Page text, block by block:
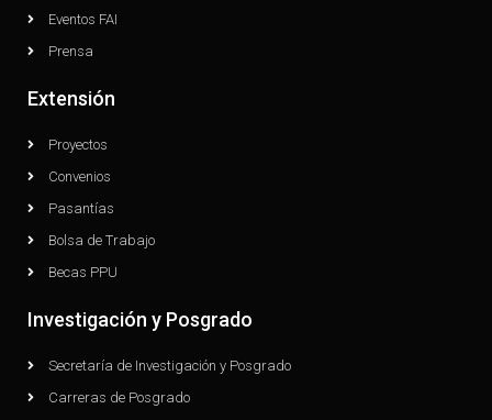
Eventos FAI
Prensa
Extensión
Proyectos
Convenios
Pasantías
Bolsa de Trabajo
Becas PPU
Investigación y Posgrado
Secretaría de Investigación y Posgrado
Carreras de Posgrado